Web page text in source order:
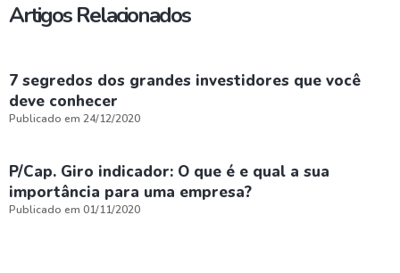
Artigos Relacionados
7 segredos dos grandes investidores que você
deve conhecer
Publicado em 24/12/2020
P/Cap. Giro indicador: O que é e qual a sua
importância para uma empresa?
Publicado em 01/11/2020